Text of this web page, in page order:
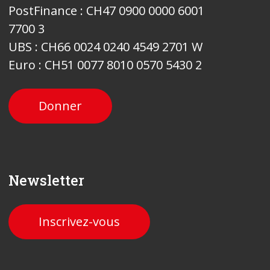
PostFinance : CH47 0900 0000 6001
7700 3
UBS : CH66 0024 0240 4549 2701 W
Euro : CH51 0077 8010 0570 5430 2
Donner
Newsletter
Inscrivez-vous